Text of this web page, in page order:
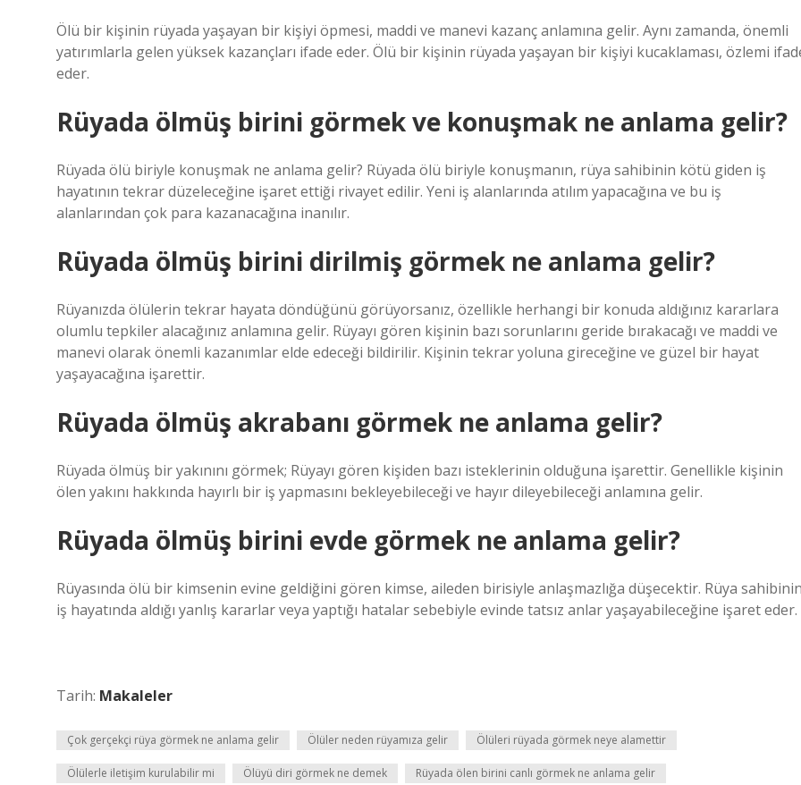
Ölü bir kişinin rüyada yaşayan bir kişiyi öpmesi, maddi ve manevi kazanç anlamına gelir. Aynı zamanda, önemli
yatırımlarla gelen yüksek kazançları ifade eder. Ölü bir kişinin rüyada yaşayan bir kişiyi kucaklaması, özlemi
eder.
Rüyada ölmüş birini görmek ve konuşmak ne anlama gelir?
Rüyada ölü biriyle konuşmak ne anlama gelir? Rüyada ölü biriyle konuşmanın, rüya sahibinin kötü giden iş
hayatının tekrar düzeleceğine işaret ettiği rivayet edilir. Yeni iş alanlarında atılım yapacağına ve bu iş
alanlarından çok para kazanacağına inanılır.
Rüyada ölmüş birini dirilmiş görmek ne anlama gelir?
Rüyanızda ölülerin tekrar hayata döndüğünü görüyorsanız, özellikle herhangi bir konuda aldığınız kararlara
olumlu tepkiler alacağınız anlamına gelir. Rüyayı gören kişinin bazı sorunlarını geride bırakacağı ve maddi ve
manevi olarak önemli kazanımlar elde edeceği bildirilir. Kişinin tekrar yoluna gireceğine ve güzel bir hayat
yaşayacağına işarettir.
Rüyada ölmüş akrabanı görmek ne anlama gelir?
Rüyada ölmüş bir yakınını görmek; Rüyayı gören kişiden bazı isteklerinin olduğuna işarettir. Genellikle kişinin
ölen yakını hakkında hayırlı bir iş yapmasını bekleyebileceği ve hayır dileyebileceği anlamına gelir.
Rüyada ölmüş birini evde görmek ne anlama gelir?
Rüyasında ölü bir kimsenin evine geldiğini gören kimse, aileden birisiyle anlaşmazlığa düşecektir. Rüya sahibinin
iş hayatında aldığı yanlış kararlar veya yaptığı hatalar sebebiyle evinde tatsız anlar yaşayabileceğine işaret eder.
Tarih: Makaleler
Çok gerçekçi rüya görmek ne anlama gelir Ölüler neden rüyamıza gelir Ölüleri rüyada görmek neye alamettir
Ölülerle iletişim kurulabilir mi Ölüyü diri görmek ne demek Rüyada ölen birini canlı görmek ne anlama gelir